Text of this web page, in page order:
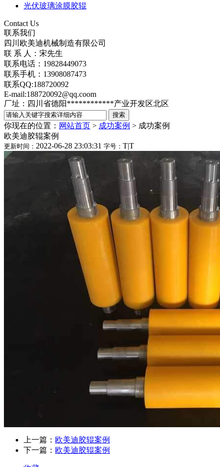
光伏玻璃涂膜胶辊
Contact Us
联系我们
四川欧美迪机械制造有限公司
联 系 人：宋先生
联系电话：19828449073
联系手机：13908087473
联系QQ:188720092
E-mail:188720092@qq.coom
厂址：四川省德阳************产业开发区北区
你现在的位置： 网站首页 > 成功案例 > 成功案例
欧美迪胶辊案例
更新时间： 2022-06-28 23:03:31 字号： T|T
上一篇： 欧美迪胶辊案例
下一篇： 欧美迪胶辊案例